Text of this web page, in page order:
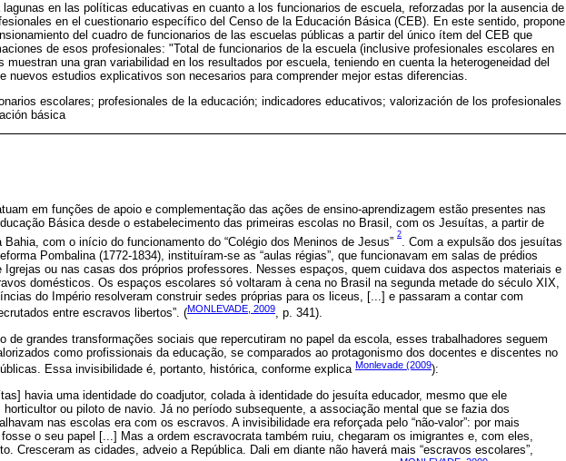
en las políticas educativas en cuanto a los funcionarios de escuela, reforzadas por la ausencia de
en el cuestionario específico del Censo de la Educación Básica (CEB). En este sentido, propone
del cuadro de funcionarios de las escuelas públicas a partir del único ítem del CEB que
de esos profesionales: "Total de funcionarios de la escuela (inclusive profesionales escolares en
muestran una gran variabilidad en los resultados por escuela, teniendo en cuenta la heterogeneidad del
nuevos estudios explicativos son necesarios para comprender mejor estas diferencias.
escolares; profesionales de la educación; indicadores educativos; valorización de los profesionales
básica
em funções de apoio e complementação das ações de ensino-aprendizagem estão presentes nas
Básica desde o estabelecimento das primeiras escolas no Brasil, com os Jesuítas, a partir de
Bahia, com o início do funcionamento do “Colégio dos Meninos de Jesus”
2
. Com a expulsão dos jesuítas
Pombalina (1772-1834), instituíram-se as “aulas régias”, que funcionavam em salas de prédios
ou nas casas dos próprios professores. Nesses espaços, quem cuidava dos aspectos materiais e
domésticos. Os espaços escolares só voltaram à cena no Brasil na segunda metade do século XIX,
do Império resolveram construir sedes próprias para os liceus, [...] e passaram a contar com
entre escravos libertos”. (MONLEVADE, 2009, p. 341).
de grandes transformações sociais que repercutiram no papel da escola, esses trabalhadores seguem
como profissionais da educação, se comparados ao protagonismo dos docentes e discentes no
Essa invisibilidade é, portanto, histórica, conforme explica Monlevade (2009):
havia uma identidade do coadjutor, colada à identidade do jesuíta educador, mesmo que ele
horticultor ou piloto de navio. Já no período subsequente, a associação mental que se fazia dos
nas escolas era com os escravos. A invisibilidade era reforçada pelo “não-valor”: por mais
o seu papel [...] Mas a ordem escravocrata também ruiu, chegaram os imigrantes e, com eles,
Cresceram as cidades, adveio a República. Dali em diante não haverá mais “escravos escolares”,